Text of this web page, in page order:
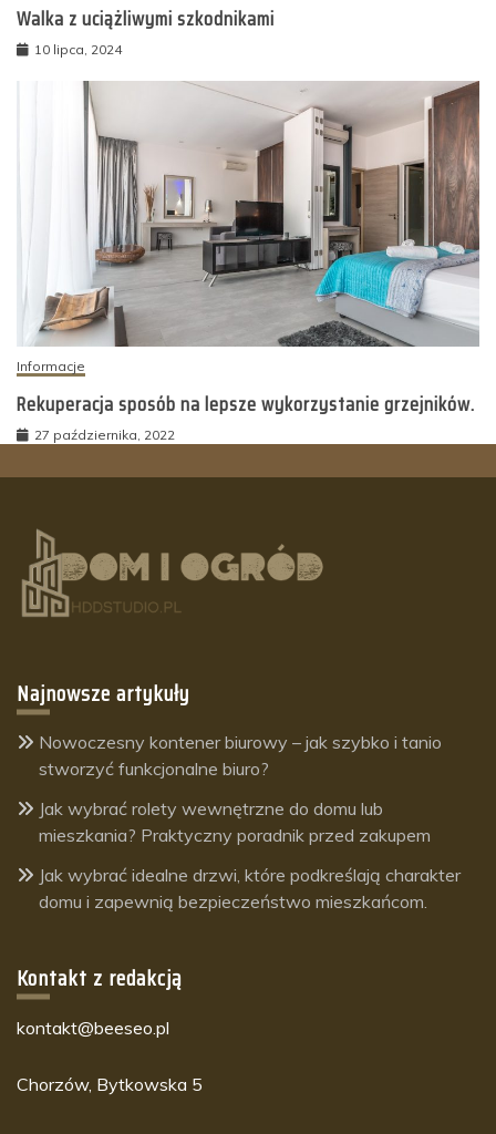
Walka z uciążliwymi szkodnikami
10 lipca, 2024
Informacje
Rekuperacja sposób na lepsze wykorzystanie grzejników.
27 października, 2022
Najnowsze artykuły
Nowoczesny kontener biurowy – jak szybko i tanio
stworzyć funkcjonalne biuro?
Jak wybrać rolety wewnętrzne do domu lub
mieszkania? Praktyczny poradnik przed zakupem
Jak wybrać idealne drzwi, które podkreślają charakter
domu i zapewnią bezpieczeństwo mieszkańcom.
Kontakt z redakcją
kontakt@beeseo.pl
Chorzów, Bytkowska 5